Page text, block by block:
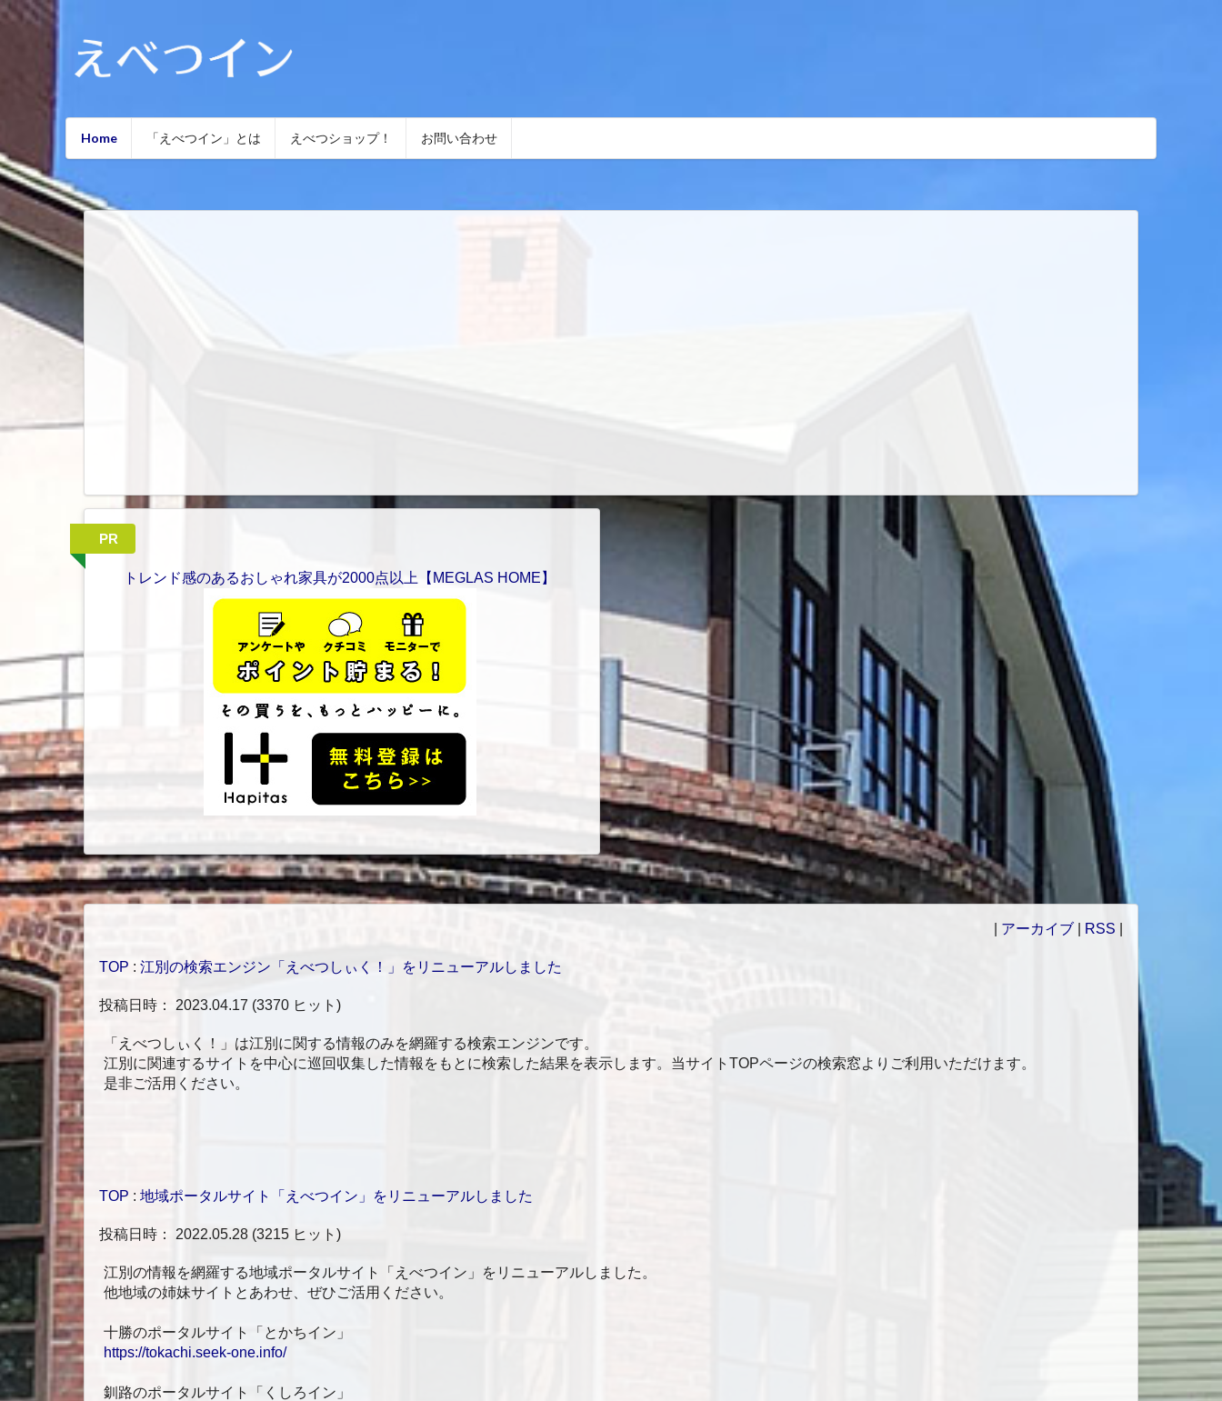
Home 「えべつイン」とは えべつショップ！ お問い合わせ
PR
トレンド感のあるおしゃれ家具が2000点以上【MEGLAS HOME】
アーカイブ| RSS
TOP :江別の検索エンジン「えべつしぃく！」をリニューアルしました
投稿日時： 2023.04.17 (3370 ヒット)
「えべつしぃく！」は江別に関する情報のみを網羅する検索エンジンです。
江別に関連するサイトを中心に巡回収集した情報をもとに検索した結果を表示します。当サイトTOPページの検索窓よりご利用いただけます。
是非ご活用ください。
TOP :地域ポータルサイト「えべつイン」をリニューアルしました
投稿日時： 2022.05.28 (3215 ヒット)
江別の情報を網羅する地域ポータルサイト「えべつイン」をリニューアルしました。
他地域の姉妹サイトとあわせ、ぜひご活用ください。
十勝のポータルサイト「とかちイン」
https://tokachi.seek-one.info/
釧路のポータルサイト「くしろイン」